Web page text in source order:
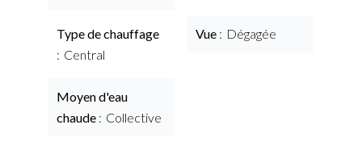
Type de chauffage
Central
Moyen d'eau
chaude
Collective
Vue Dégagée